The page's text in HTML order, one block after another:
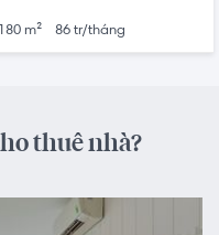
180 m² 86 tr/tháng
thuê nhà?